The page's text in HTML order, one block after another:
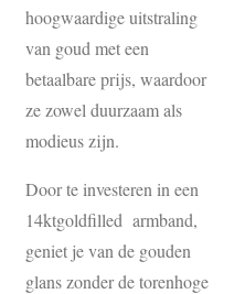
hoogwaardige uitstraling
van goud met een
betaalbare prijs, waardoor
ze zowel duurzaam als
modieus zijn.
Door te investeren in een
14ktgoldfilled armband,
geniet je van de gouden
glans zonder de torenhoge